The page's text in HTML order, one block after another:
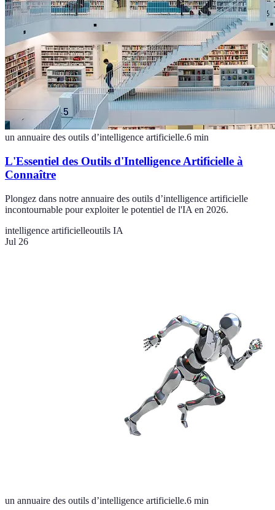
un annuaire des outils d’intelligence artificielle.6 min
L'Essentiel des Outils d'Intelligence Artificielle à
Connaître
Plongez dans notre annuaire des outils d’intelligence artificielle
incontournable pour exploiter le potentiel de l'IA en 2026.
intelligence artificielleoutils IA
Jul 26
un annuaire des outils d’intelligence artificielle.6 min